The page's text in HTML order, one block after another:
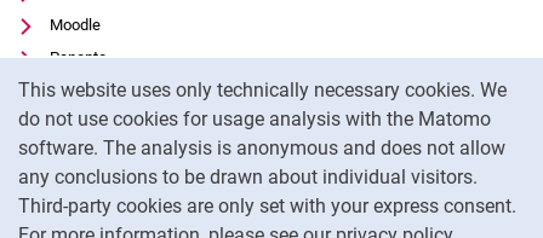
This website uses only technically necessary cookies. We
do not use cookies for usage analysis with the Matomo
software. The analysis is anonymous and does not allow
any conclusions to be drawn about individual visitors.
Third-party cookies are only set with your express consent.
Moodle
Panopto
Protección de datos
Accesibilidad
Uso transparente de la IA